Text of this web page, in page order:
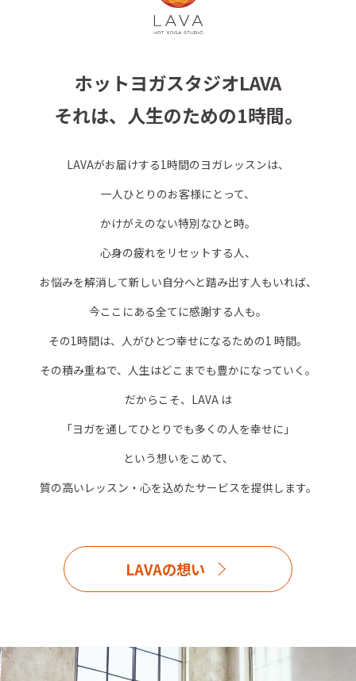
ホットヨガスタジオLAVA
それは、人生のための1時間。
LAVAがお届けする1時間のヨガレッスンは、
一人ひとりのお客様にとって、
かけがえのない特別なひと時。
心身の疲れをリセットする人、
お悩みを解消して新しい自分へと踏み出す人もいれば、
今ここにある全てに感謝する人も。
その1時間は、人がひとつ幸せになるための1 時間。
その積み重ねで、人生はどこまでも豊かになっていく。
だからこそ、LAVA は
「ヨガを通してひとりでも多くの人を幸せに」
という想いをこめて、
質の高いレッスン・心を込めたサービスを提供します。
LAVAの想い